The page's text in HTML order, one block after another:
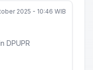
2025 - 10:46 WIB
DPUPR